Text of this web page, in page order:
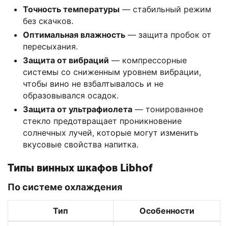
Точность температуры — стабильный режим
без скачков.
Оптимальная влажность — защита пробок от
пересыхания.
Защита от вибраций — компрессорные
системы со сниженным уровнем вибрации,
чтобы вино не взбалтывалось и не
образовывался осадок.
Защита от ультрафиолета — тонированное
стекло предотвращает проникновение
солнечных лучей, которые могут изменить
вкусовые свойства напитка.
Типы винных шкафов Libhof
По системе охлаждения
Тип Особенности